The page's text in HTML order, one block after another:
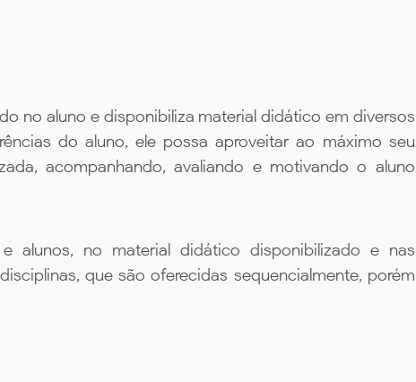
no aluno e disponibiliza material didático em diversos
do aluno, ele possa aproveitar ao máximo seu
acompanhando, avaliando e motivando o aluno
alunos, no material didático disponibilizado e nas
que são oferecidas sequencialmente, porém